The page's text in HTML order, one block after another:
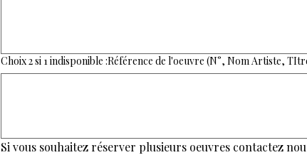
Choix 2 si 1 indisponible :Référence de l'oeuvre (N°, Nom Artiste,
Si vous souhaitez réserver plusieurs oeuvres contactez